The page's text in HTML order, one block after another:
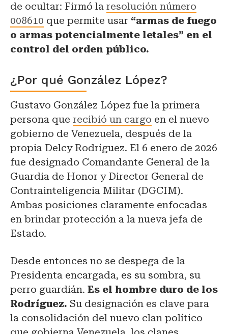
de ocultar: Firmó la resolución número
008610 que permite usar “armas de fuego
o armas potencialmente letales” en el
control del orden público.
¿Por qué González López?
Gustavo González López fue la primera
persona que recibió un cargo en el nuevo
gobierno de Venezuela, después de la
propia Delcy Rodríguez. El 6 enero de 2026
fue designado Comandante General de la
Guardia de Honor y Director General de
Contrainteligencia Militar (DGCIM).
Ambas posiciones claramente enfocadas
en brindar protección a la nueva jefa de
Estado.
Desde entonces no se despega de la
Presidenta encargada, es su sombra, su
perro guardián. Es el hombre duro de los
Rodríguez. Su designación es clave para
la consolidación del nuevo clan político